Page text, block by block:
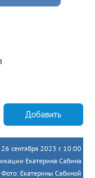
Добавить
26 сентября 2023 г. 10:00
Екатерина Сабина
Фото: Екатерины Сабиной